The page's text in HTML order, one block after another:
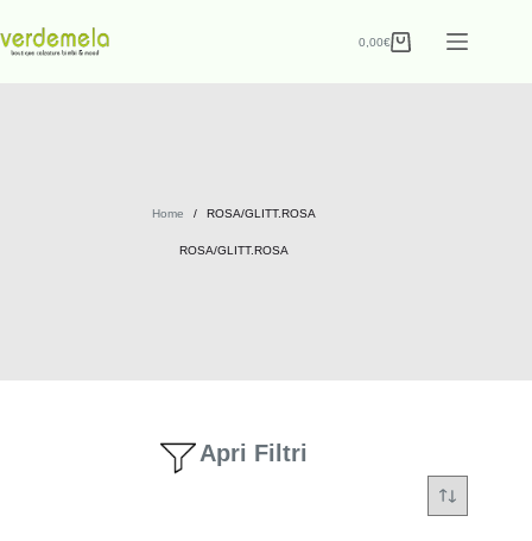
0,00€
Home / ROSA/GLITT.ROSA
ROSA/GLITT.ROSA
Apri Filtri